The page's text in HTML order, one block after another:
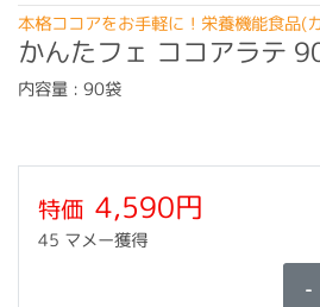
本格ココアをお手軽に！栄養機能食品(
かんたフェ ココアラテ
内容量 : 90袋
特価 4,590円
45 マメー獲得
-